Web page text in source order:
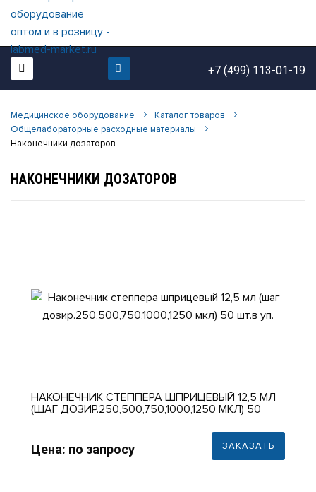
+7 (499) 113-01-19
Медицинское оборудование
Каталог товаров
Общелабораторные расходные материалы
Наконечники дозаторов
НАКОНЕЧНИКИ ДОЗАТОРОВ
НАКОНЕЧНИК СТЕППЕРА ШПРИЦЕВЫЙ 12,5 МЛ
(ШАГ ДОЗИР.250,500,750,1000,1250 МКЛ) 50
Цена: по запросу ЗАКАЗАТЬ